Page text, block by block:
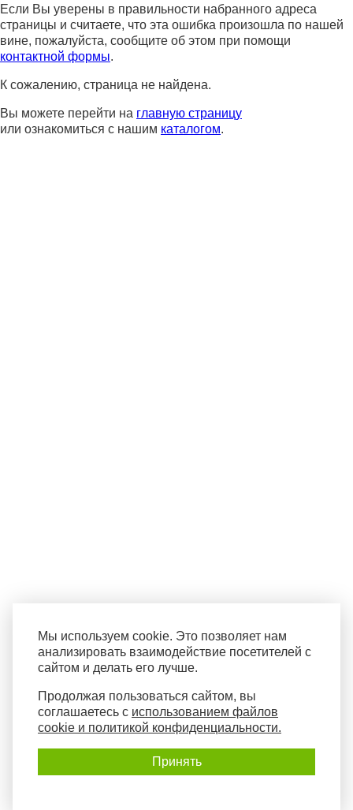
Если Вы уверены в правильности набранного адреса
страницы и считаете, что эта ошибка произошла по нашей
вине, пожалуйста, сообщите об этом при помощи
контактной формы.
К сожалению, страница не найдена.
Вы можете перейти на главную страницу
или ознакомиться с нашим каталогом.
Мы используем cookie. Это позволяет нам
анализировать взаимодействие посетителей с
сайтом и делать его лучше.
Продолжая пользоваться сайтом, вы
соглашаетесь с использованием файлов
cookie и политикой конфиденциальности.
Принять